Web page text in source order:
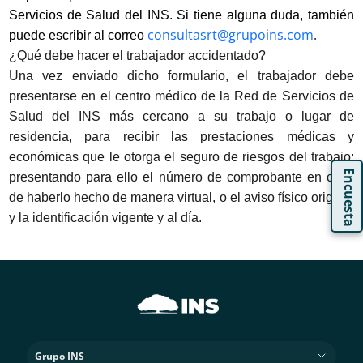
Encuesta
Servicios de Salud del INS. Si tiene alguna duda, también
puede escribir al correo consultasrt@grupoins.com.
¿Qué debe hacer el trabajador accidentado?
Una vez enviado dicho formulario, el trabajador debe
presentarse en el centro médico de la Red de Servicios de
Salud del INS más cercano a su trabajo o lugar de
residencia, para recibir las prestaciones médicas y
económicas que le otorga el seguro de riesgos del trabajo;
presentando para ello el número de comprobante en caso
de haberlo hecho de manera virtual, o el aviso físico original
y la identificación vigente y al día.
Grupo INS